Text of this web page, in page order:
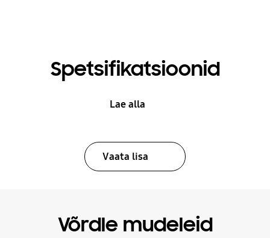
Spetsifikatsioonid
Lae alla
Vaata lisa
Võrdle mudeleid